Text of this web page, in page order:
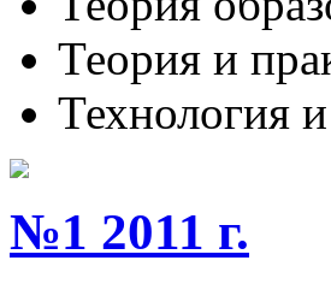
Теория и
Технология
№1 2011 г.